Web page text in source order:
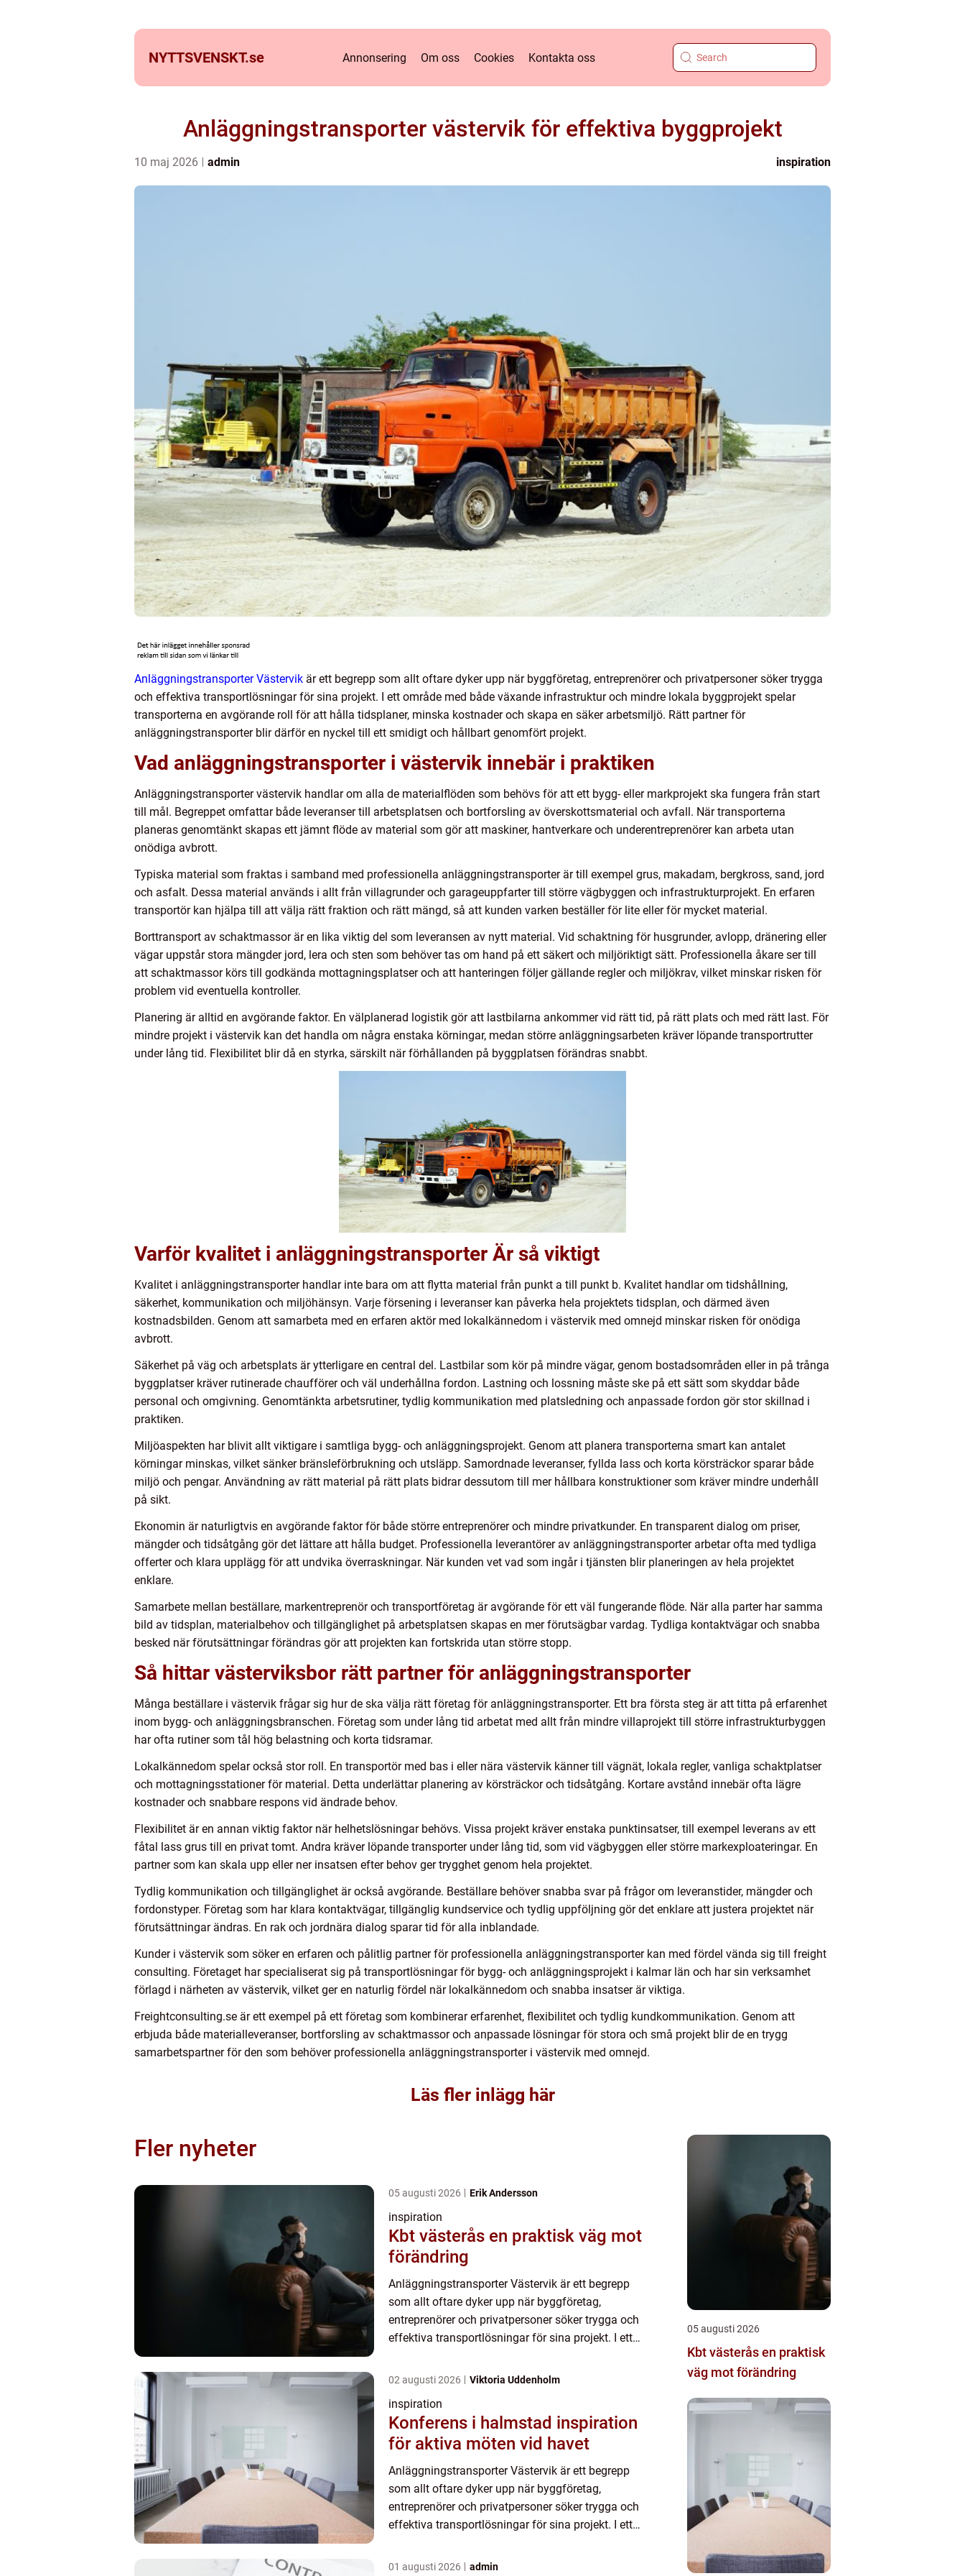
NYTTSVENSKT.se Annonsering Om oss Cookies Kontakta oss
Anläggningstransporter västervik för effektiva byggprojekt
10 maj 2026 admin inspiration
Anläggningstransporter Västervik är ett begrepp som allt oftare dyker upp när byggföretag, entreprenörer och privatpersoner söker trygga
och effektiva transportlösningar för sina projekt. I ett område med både växande infrastruktur och mindre lokala byggprojekt spelar
transporterna en avgörande roll för att hålla tidsplaner, minska kostnader och skapa en säker arbetsmiljö. Rätt partner för
anläggningstransporter blir därför en nyckel till ett smidigt och hållbart genomfört projekt.
Vad anläggningstransporter i västervik innebär i praktiken
Anläggningstransporter västervik handlar om alla de materialflöden som behövs för att ett bygg- eller markprojekt ska fungera från start
till mål. Begreppet omfattar både leveranser till arbetsplatsen och bortforsling av överskottsmaterial och avfall. När transporterna
planeras genomtänkt skapas ett jämnt flöde av material som gör att maskiner, hantverkare och underentreprenörer kan arbeta utan
onödiga avbrott.
Typiska material som fraktas i samband med professionella anläggningstransporter är till exempel grus, makadam, bergkross, sand, jord
och asfalt. Dessa material används i allt från villagrunder och garageuppfarter till större vägbyggen och infrastrukturprojekt. En erfaren
transportör kan hjälpa till att välja rätt fraktion och rätt mängd, så att kunden varken beställer för lite eller för mycket material.
Borttransport av schaktmassor är en lika viktig del som leveransen av nytt material. Vid schaktning för husgrunder, avlopp, dränering eller
vägar uppstår stora mängder jord, lera och sten som behöver tas om hand på ett säkert och miljöriktigt sätt. Professionella åkare ser till
att schaktmassor körs till godkända mottagningsplatser och att hanteringen följer gällande regler och miljökrav, vilket minskar risken för
problem vid eventuella kontroller.
Planering är alltid en avgörande faktor. En välplanerad logistik gör att lastbilarna ankommer vid rätt tid, på rätt plats och med rätt last. För
mindre projekt i västervik kan det handla om några enstaka körningar, medan större anläggningsarbeten kräver löpande transportrutter
under lång tid. Flexibilitet blir då en styrka, särskilt när förhållanden på byggplatsen förändras snabbt.
Varför kvalitet i anläggningstransporter Är så viktigt
Kvalitet i anläggningstransporter handlar inte bara om att flytta material från punkt a till punkt b. Kvalitet handlar om tidshållning,
säkerhet, kommunikation och miljöhänsyn. Varje försening i leveranser kan påverka hela projektets tidsplan, och därmed även
kostnadsbilden. Genom att samarbeta med en erfaren aktör med lokalkännedom i västervik med omnejd minskar risken för onödiga
avbrott.
Säkerhet på väg och arbetsplats är ytterligare en central del. Lastbilar som kör på mindre vägar, genom bostadsområden eller in på trånga
byggplatser kräver rutinerade chaufförer och väl underhållna fordon. Lastning och lossning måste ske på ett sätt som skyddar både
personal och omgivning. Genomtänkta arbetsrutiner, tydlig kommunikation med platsledning och anpassade fordon gör stor skillnad i
praktiken.
Miljöaspekten har blivit allt viktigare i samtliga bygg- och anläggningsprojekt. Genom att planera transporterna smart kan antalet
körningar minskas, vilket sänker bränsleförbrukning och utsläpp. Samordnade leveranser, fyllda lass och korta körsträckor sparar både
miljö och pengar. Användning av rätt material på rätt plats bidrar dessutom till mer hållbara konstruktioner som kräver mindre underhåll
på sikt.
Ekonomin är naturligtvis en avgörande faktor för både större entreprenörer och mindre privatkunder. En transparent dialog om priser,
mängder och tidsåtgång gör det lättare att hålla budget. Professionella leverantörer av anläggningstransporter arbetar ofta med tydliga
offerter och klara upplägg för att undvika överraskningar. När kunden vet vad som ingår i tjänsten blir planeringen av hela projektet
enklare.
Samarbete mellan beställare, markentreprenör och transportföretag är avgörande för ett väl fungerande flöde. När alla parter har samma
bild av tidsplan, materialbehov och tillgänglighet på arbetsplatsen skapas en mer förutsägbar vardag. Tydliga kontaktvägar och snabba
besked när förutsättningar förändras gör att projekten kan fortskrida utan större stopp.
Så hittar västerviksbor rätt partner för anläggningstransporter
Många beställare i västervik frågar sig hur de ska välja rätt företag för anläggningstransporter. Ett bra första steg är att titta på erfarenhet
inom bygg- och anläggningsbranschen. Företag som under lång tid arbetat med allt från mindre villaprojekt till större infrastrukturbyggen
har ofta rutiner som tål hög belastning och korta tidsramar.
Lokalkännedom spelar också stor roll. En transportör med bas i eller nära västervik känner till vägnät, lokala regler, vanliga schaktplatser
och mottagningsstationer för material. Detta underlättar planering av körsträckor och tidsåtgång. Kortare avstånd innebär ofta lägre
kostnader och snabbare respons vid ändrade behov.
Flexibilitet är en annan viktig faktor när helhetslösningar behövs. Vissa projekt kräver enstaka punktinsatser, till exempel leverans av ett
fåtal lass grus till en privat tomt. Andra kräver löpande transporter under lång tid, som vid vägbyggen eller större markexploateringar. En
partner som kan skala upp eller ner insatsen efter behov ger trygghet genom hela projektet.
Tydlig kommunikation och tillgänglighet är också avgörande. Beställare behöver snabba svar på frågor om leveranstider, mängder och
fordonstyper. Företag som har klara kontaktvägar, tillgänglig kundservice och tydlig uppföljning gör det enklare att justera projektet när
förutsättningar ändras. En rak och jordnära dialog sparar tid för alla inblandade.
Kunder i västervik som söker en erfaren och pålitlig partner för professionella anläggningstransporter kan med fördel vända sig till freight
consulting. Företaget har specialiserat sig på transportlösningar för bygg- och anläggningsprojekt i kalmar län och har sin verksamhet
förlagd i närheten av västervik, vilket ger en naturlig fördel när lokalkännedom och snabba insatser är viktiga.
Freightconsulting.se är ett exempel på ett företag som kombinerar erfarenhet, flexibilitet och tydlig kundkommunikation. Genom att
erbjuda både materialleveranser, bortforsling av schaktmassor och anpassade lösningar för stora och små projekt blir de en trygg
samarbetspartner för den som behöver professionella anläggningstransporter i västervik med omnejd.
Läs fler inlägg här
Fler nyheter
05 augusti 2026 Erik Andersson
inspiration
Kbt västerås en praktisk väg mot
förändring
Anläggningstransporter Västervik är ett begrepp
som allt oftare dyker upp när byggföretag,
entreprenörer och privatpersoner söker trygga och
effektiva transportlösningar för sina projekt. I ett
mindre lokala ...
02 augusti 2026 Viktoria Uddenholm
inspiration
Konferens i halmstad inspiration
för aktiva möten vid havet
Anläggningstransporter Västervik är ett begrepp
som allt oftare dyker upp när byggföretag,
entreprenörer och privatpersoner söker trygga och
effektiva transportlösningar för sina projekt. I ett
mindre lokala ...
01 augusti 2026 admin
05 augusti 2026
Kbt västerås en praktisk
väg mot förändring